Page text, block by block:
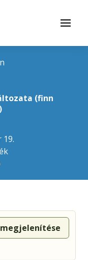
Menü
(finn
19.